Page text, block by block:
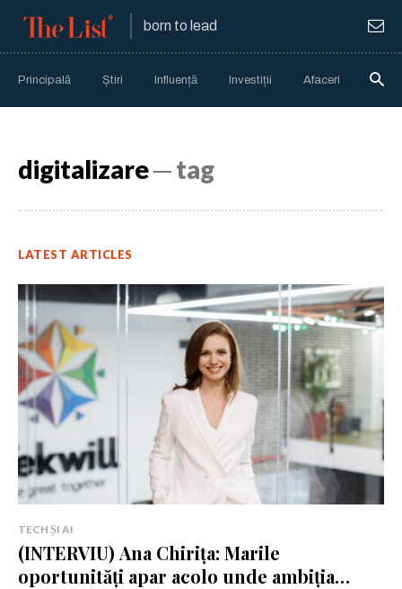
born to lead
Principală Știri Influență Investiții Afaceri
digitalizare─ tag
LATEST ARTICLES
TECH ȘI AI
(INTERVIU) Ana Chirița: Marile
oportunități apar acolo unde ambiția